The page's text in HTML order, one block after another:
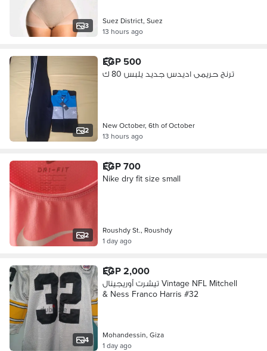
3
Suez District, Suez
13 hours ago
2
EGP 500
ترنج حريمى اديدس جديد يلبس 80 ك
New October, 6th of October
13 hours ago
2
EGP 700
Nike dry fit size small
Roushdy St., Roushdy
1 day ago
4
EGP 2,000
تيشرت أوريجينال Vintage NFL Mitchell
& Ness Franco Harris #32
Mohandessin, Giza
1 day ago